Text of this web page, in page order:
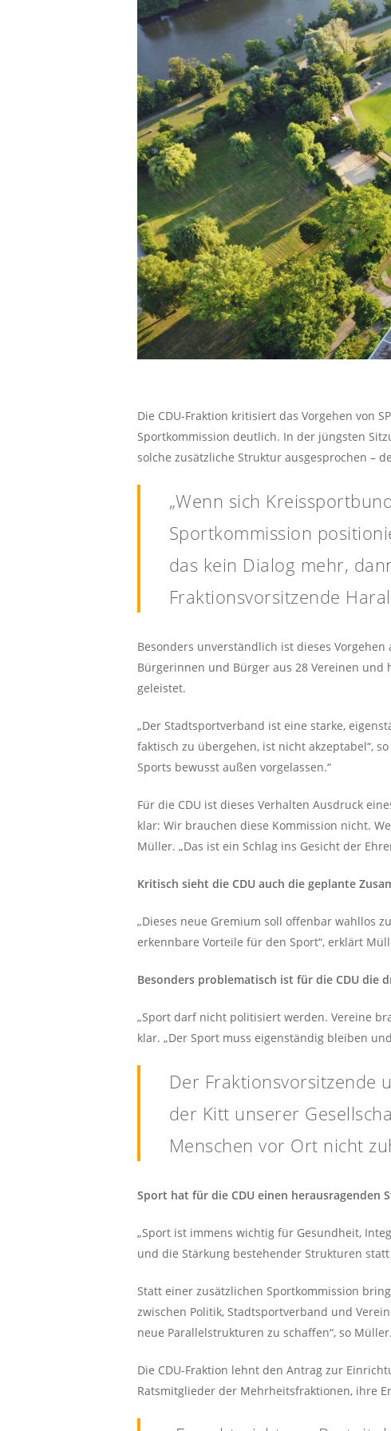
Die CDU-Fraktion kritisiert das Vorgehen von
Sportkommission deutlich. In der jüngsten
solche zusätzliche Struktur ausgesprochen –
„Wenn sich
Sportkommission
das kein Dialog mehr,
Fraktionsvorsitzende
Besonders unverständlich ist dieses
Bürgerinnen und Bürger aus 28 Vereinen
geleistet.
„Der Stadtsportverband ist eine starke,
faktisch zu übergehen, ist nicht akzeptabel“,
Sports bewusst außen vorgelassen.“
Für die CDU ist dieses Verhalten Ausdruck
klar: Wir brauchen diese Kommission nicht.
Müller. „Das ist ein Schlag ins Gesicht der
Kritisch sieht die CDU auch die geplante
„Dieses neue Gremium soll offenbar wahllos
erkennbare Vorteile für den Sport“, erklärt
Besonders problematisch ist für die CDU die
„Sport darf nicht politisiert werden. Vereine
klar. „Der Sport muss eigenständig bleiben
Der Fraktionsvorsitzende
der Kitt unserer
Menschen vor Ort nicht
Sport hat für die CDU einen herausragenden
„Sport ist immens wichtig für Gesundheit,
und die Stärkung bestehender Strukturen
Statt einer zusätzlichen Sportkommission
zwischen Politik, Stadtsportverband und
neue Parallelstrukturen zu schaffen“, so Müller.
Die CDU-Fraktion lehnt den Antrag zur
Ratsmitglieder der Mehrheitsfraktionen, ihre